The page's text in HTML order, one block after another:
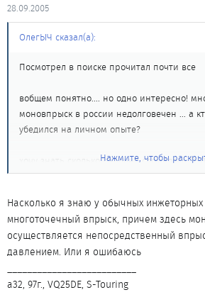
28.09.2005
ОлегЫЧ сказал(а):
Посмотрел в поиске прочитал почти все
вобщем понятно.... но одно интересно!
моновпрыск в россии недолговечен ... а
убедился на личном опыте?
хочу знать сколько реально сломалось
топлива?
Нажмите, чтобы
Насколько я знаю у обычных
многоточечный впрыск, причем здесь
осуществляется непосредственный
давлением. Или я ошибаюсь
а32, 97г., VQ25DE, S-Touring